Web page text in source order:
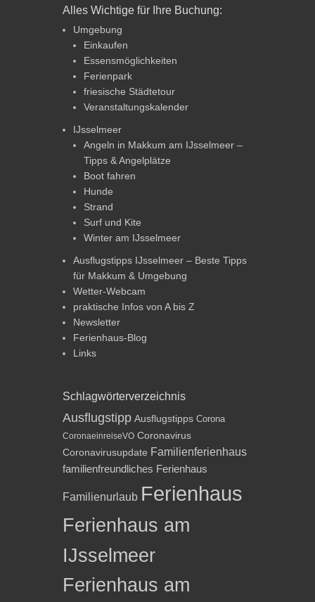
Alles Wichtige für Ihre Buchung:
Umgebung
Einkaufen
Essensmöglichkeiten
Ferienpark
friesische Städtetour
Veranstaltungskalender
IJsselmeer
Angeln in Makkum am IJsselmeer –
Tipps & Angelplätze
Boot fahren
Hunde
Strand
Surf und Kite
Winter am IJsselmeer
Ausflugstipps IJsselmeer – Beste Tipps
für Makkum & Umgebung
Wetter-Webcam
praktische Infos von A bis Z
Newsletter
Ferienhaus-Blog
Links
Schlagwörterverzeichnis
Ausflugstipp Ausflugstipps Corona
CoronaeinreiseVO Coronavirus
Coronavirusupdate Familienferienhaus
familienfreundliches Ferienhaus
Familienurlaub Ferienhaus
Ferienhaus am
IJsselmeer
Ferienhaus am